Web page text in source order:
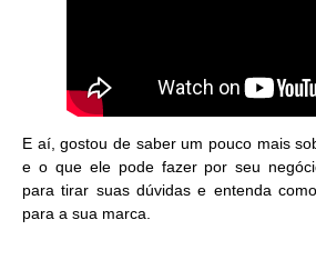
E aí, gostou de saber um pouco mais
e o que ele pode fazer por seu
para tirar suas dúvidas e entenda
para a sua marca.